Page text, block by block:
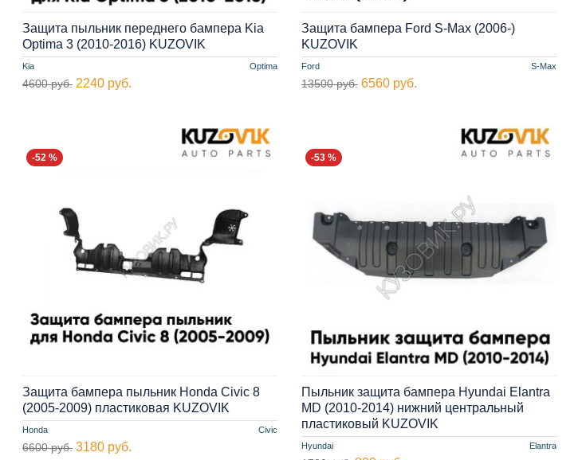
Kia Optima
Защита пыльник переднего бампера Kia
Optima 3 (2010-2016) KUZOVIK
4600 руб. 2240 руб.
Ford S-Max
Защита бампера Ford S-Max (2006-)
KUZOVIK
13500 руб. 6560 руб.
-52 %
Honda Civic
Защита бампера пыльник Honda Civic 8
(2005-2009) пластиковая KUZOVIK
6600 руб. 3180 руб.
-53 %
Hyundai Elantra
Пыльник защита бампера Hyundai Elantra
MD (2010-2014) нижний центральный
пластиковый KUZOVIK